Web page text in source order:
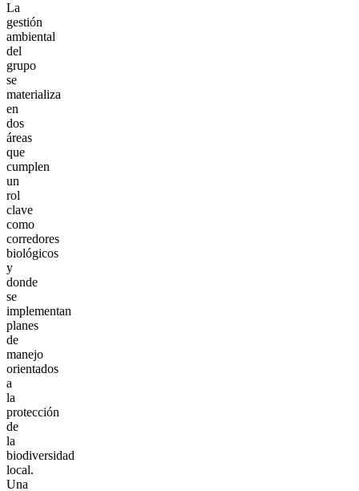
La
gestión
ambiental
del
grupo
se
materializa
en
dos
áreas
que
cumplen
un
rol
clave
como
corredores
biológicos
y
donde
se
implementan
planes
de
manejo
orientados
a
la
protección
de
la
biodiversidad
local.
Una